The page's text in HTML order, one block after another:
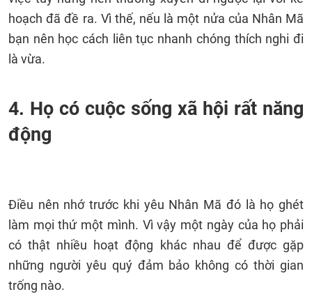
hoạch đã đề ra. Vì thế, nếu là một nửa của Nhân Mã
bạn nên học cách liên tục nhanh chóng thích nghi đi
là vừa.
4. Họ có cuộc sống xã hội rất năng
động
Điều nên nhớ trước khi yêu Nhân Mã đó là họ ghét
làm mọi thứ một mình. Vì vậy một ngày của họ phải
có thật nhiều hoạt động khác nhau để được gặp
những người yêu quý đảm bảo không có thời gian
trống nào.